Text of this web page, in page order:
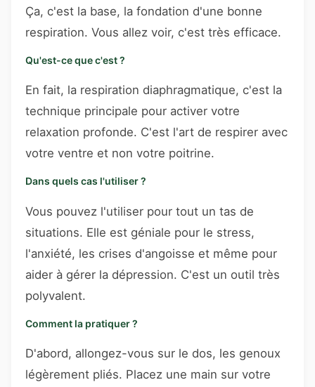
Ça, c'est la base, la fondation d'une bonne
respiration. Vous allez voir, c'est très efficace.
Qu'est-ce que c'est ?
En fait, la respiration diaphragmatique, c'est la
technique principale pour activer votre
relaxation profonde. C'est l'art de respirer avec
votre ventre et non votre poitrine.
Dans quels cas l'utiliser ?
Vous pouvez l'utiliser pour tout un tas de
situations. Elle est géniale pour le stress,
l'anxiété, les crises d'angoisse et même pour
aider à gérer la dépression. C'est un outil très
polyvalent.
Comment la pratiquer ?
D'abord, allongez-vous sur le dos, les genoux
légèrement pliés. Placez une main sur votre